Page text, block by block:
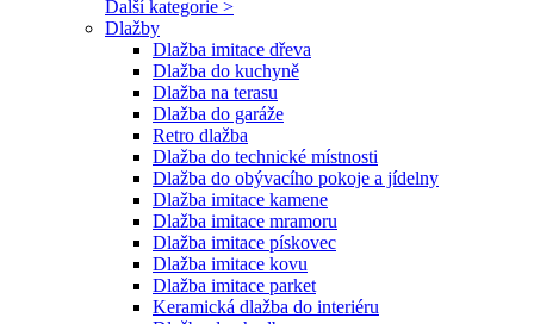
Další kategorie >
Dlažby
Dlažba imitace dřeva
Dlažba do kuchyně
Dlažba na terasu
Dlažba do garáže
Retro dlažba
Dlažba do technické místnosti
Dlažba do obývacího pokoje a jídelny
Dlažba imitace kamene
Dlažba imitace mramoru
Dlažba imitace pískovec
Dlažba imitace kovu
Dlažba imitace parket
Keramická dlažba do interiéru